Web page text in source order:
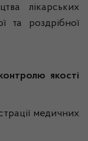
лікарських
та роздрібної
якості
медичних